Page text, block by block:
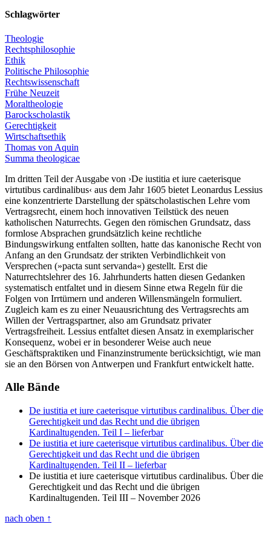
Schlagwörter
Theologie
Rechtsphilosophie
Ethik
Politische Philosophie
Rechtswissenschaft
Frühe Neuzeit
Moraltheologie
Barockscholastik
Gerechtigkeit
Wirtschaftsethik
Thomas von Aquin
Summa theologicae
Im dritten Teil der Ausgabe von ›De iustitia et iure caeterisque
virtutibus cardinalibus‹ aus dem Jahr 1605 bietet Leonardus Lessius
eine konzentrierte Darstellung der spätscholastischen Lehre vom
Vertragsrecht, einem hoch innovativen Teilstück des neuen
katholischen Naturrechts. Gegen den römischen Grundsatz, dass
formlose Absprachen grundsätzlich keine rechtliche
Bindungswirkung entfalten sollten, hatte das kanonische Recht von
Anfang an den Grundsatz der strikten Verbindlichkeit von
Versprechen (»pacta sunt servanda«) gestellt. Erst die
Naturrechtslehrer des 16. Jahrhunderts hatten diesen Gedanken
systematisch entfaltet und in diesem Sinne etwa Regeln für die
Folgen von Irrtümern und anderen Willensmängeln formuliert.
Zugleich kam es zu einer Neuausrichtung des Vertragsrechts am
Willen der Vertragspartner, also am Grundsatz privater
Vertragsfreiheit. Lessius entfaltet diesen Ansatz in exemplarischer
Konsequenz, wobei er in besonderer Weise auch neue
Geschäftspraktiken und Finanzinstrumente berücksichtigt, wie man
sie an den Börsen von Antwerpen und Frankfurt entwickelt hatte.
Alle Bände
De iustitia et iure caeterisque virtutibus cardinalibus. Über die
Gerechtigkeit und das Recht und die übrigen
Kardinaltugenden. Teil I – lieferbar
De iustitia et iure caeterisque virtutibus cardinalibus. Über die
Gerechtigkeit und das Recht und die übrigen
Kardinaltugenden. Teil II – lieferbar
De iustitia et iure caeterisque virtutibus cardinalibus. Über die
Gerechtigkeit und das Recht und die übrigen
Kardinaltugenden. Teil III – November 2026
nach oben ↑